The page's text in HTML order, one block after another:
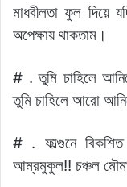
মাধবীলতা ফুল দিয়ে
অপেক্ষায় থাকতাম।
# . তুমি চাহিলে
তুমি চাহিলে আরো
# . ফাল্গুনে বিকশিত
আম্রমুকুল!! চঞ্চল